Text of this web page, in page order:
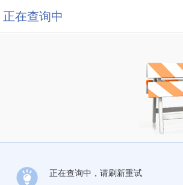
正在查询中
正在查询中，请刷新重试